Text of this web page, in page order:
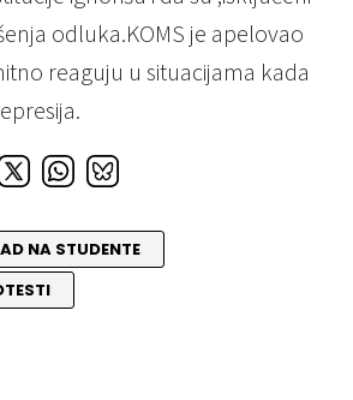
odluka.KOMS je apelovao
reaguju u situacijama kada
NA STUDENTE